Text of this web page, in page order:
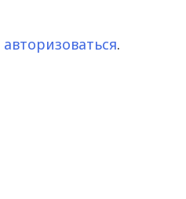
авторизоваться.